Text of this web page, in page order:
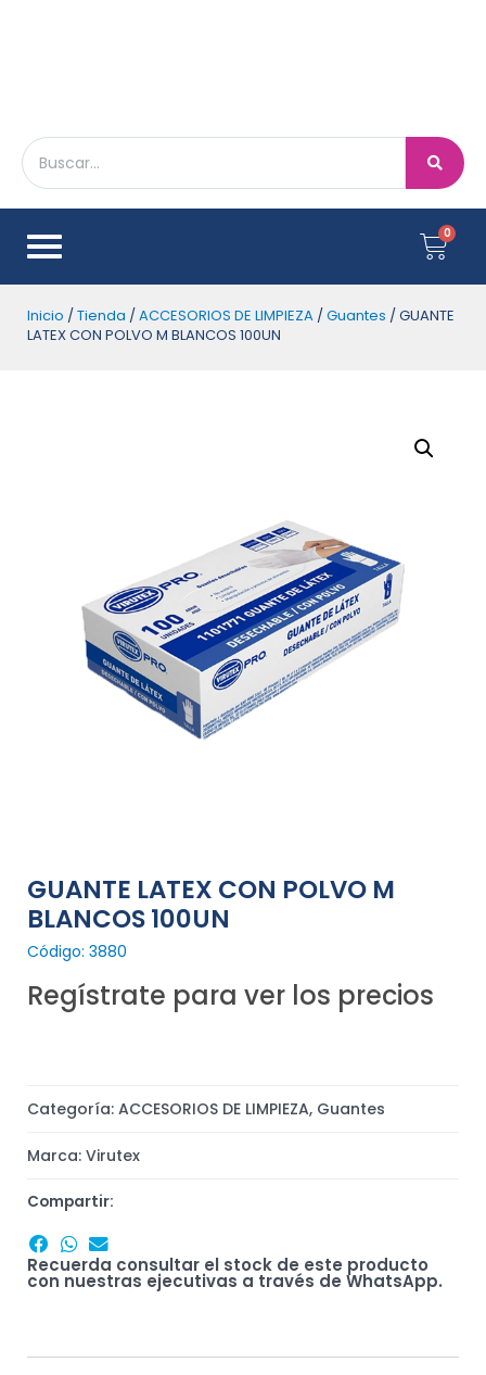
Inicio /Tienda /ACCESORIOS DE LIMPIEZA /Guantes / GUANTE
LATEX CON POLVO M BLANCOS 100UN
GUANTE LATEX CON POLVO M
BLANCOS 100UN
Código: 3880
Regístrate para ver los precios
Categoría: ACCESORIOS DE LIMPIEZA, Guantes
Marca: Virutex
Compartir:
Recuerda consultar el stock de este producto
con nuestras ejecutivas a través de WhatsApp.